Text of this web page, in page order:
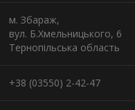
м. Збараж,
вул. Б.Хмельницького, 6
Тернопільська область
+38 (03550) 2-42-47